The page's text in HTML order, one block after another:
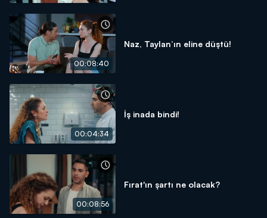
00:08:40
Naz, Taylan’ın eline düştü!
00:04:34
İş inada bindi!
00:08:56
Fırat'ın şartı ne olacak?